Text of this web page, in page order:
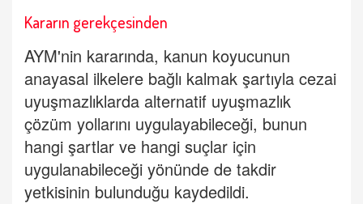
Kararın gerekçesinden
AYM'nin kararında, kanun koyucunun
anayasal ilkelere bağlı kalmak şartıyla cezai
uyuşmazlıklarda alternatif uyuşmazlık
çözüm yollarını uygulayabileceği, bunun
hangi şartlar ve hangi suçlar için
uygulanabileceği yönünde de takdir
yetkisinin bulunduğu kaydedildi.